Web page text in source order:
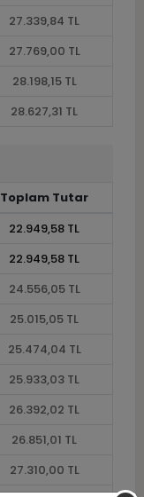
27.339,84 TL
27.769,00 TL
28.198,15 TL
28.627,31 TL
Toplam Tutar
22.949,58 TL
22.949,58 TL
24.556,05 TL
25.015,05 TL
25.474,04 TL
25.933,03 TL
26.392,02 TL
26.851,01 TL
27.310,00 TL